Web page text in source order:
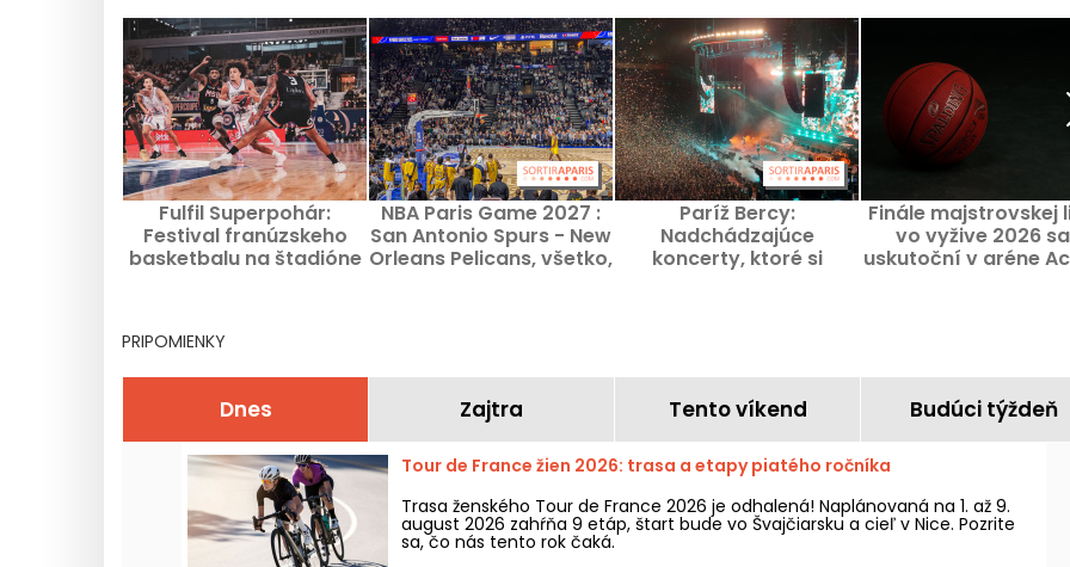
Fulfil Superpohár:
Festival franúzskeho
basketbalu na štadióne
NBA Paris Game 2027 :
San Antonio Spurs - New
Orleans Pelicans, všetko,
Paríž Bercy:
Nadchádzajúce
koncerty, ktoré si
Finále majstrovskej
vo vyžive 2026 sa
uskutoční v aréne
PRIPOMIENKY
Dnes Zajtra Tento víkend Budúci týždeň
Tour de France žien 2026: trasa a etapy piatého ročníka
Trasa ženského Tour de France 2026 je odhalená! Naplánovaná na 1. až 9.
august 2026 zahŕňa 9 etáp, štart bude vo Švajčiarsku a cieľ v Nice. Pozrite
sa, čo nás tento rok čaká.